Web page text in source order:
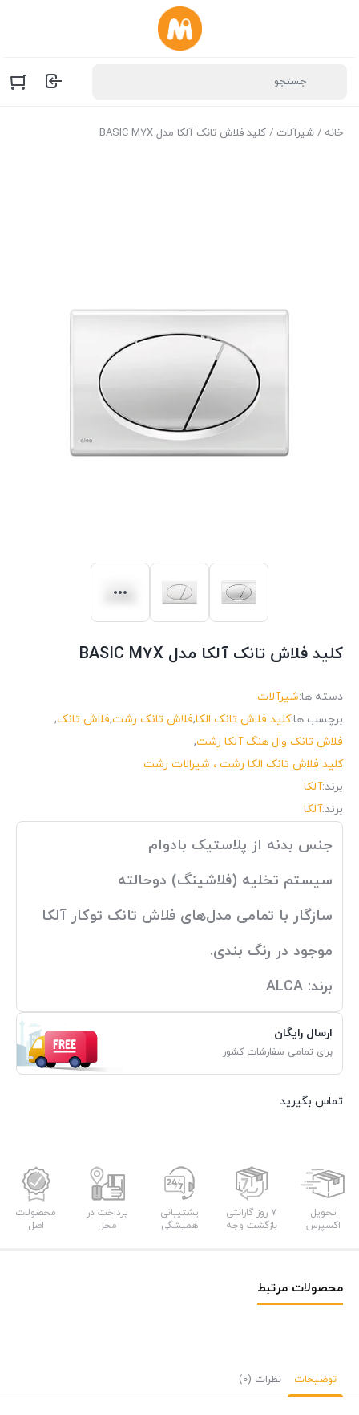
خانه / شیرآلات / کلید فلاش تانک آلکا مدل BASIC M7X
کلید فلاش تانک آلکا مدل BASIC M7X
دسته ها:شیرآلات
برچسب ها:کلید فلاش تانک الکا,فلاش تانک رشت,فلاش تانک,
فلاش تانک وال هنگ آلکا رشت,
کلید فلاش تانک الکا رشت ، شیرالات رشت
برند:آلکا
برند:آلکا
جنس بدنه از پلاستیک بادوام
سیستم تخلیه (فلاشینگ) دوحالته
سازگار با تمامی مدل‌های فلاش تانک توکار آلکا
موجود در رنگ‌ بندی.
برند: ALCA
ارسال رایگان
برای تمامی سفارشات کشور
تماس بگیرید
تحویل
اکسپرس
7 روز گارانتی
بازگشت وجه
پشتیبانی
همیشگی
پرداخت در
محل
محصولات
اصل
محصولات مرتبط
توضیحات نظرات (0)